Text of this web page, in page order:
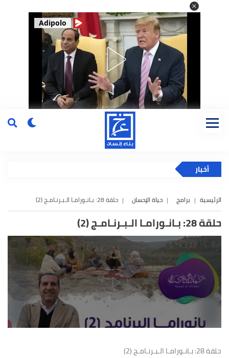
Adipolo
أخبار
الرئيسية برامج حياة الإحسان حلقة 28: بـانـورامـا الـبـرنـامـج (2)
حلقة 28: بـانـورامـا الـبـرنـامـج (2)
حلقة 28: بـانـورامـا الـبـرنـامـج (2)